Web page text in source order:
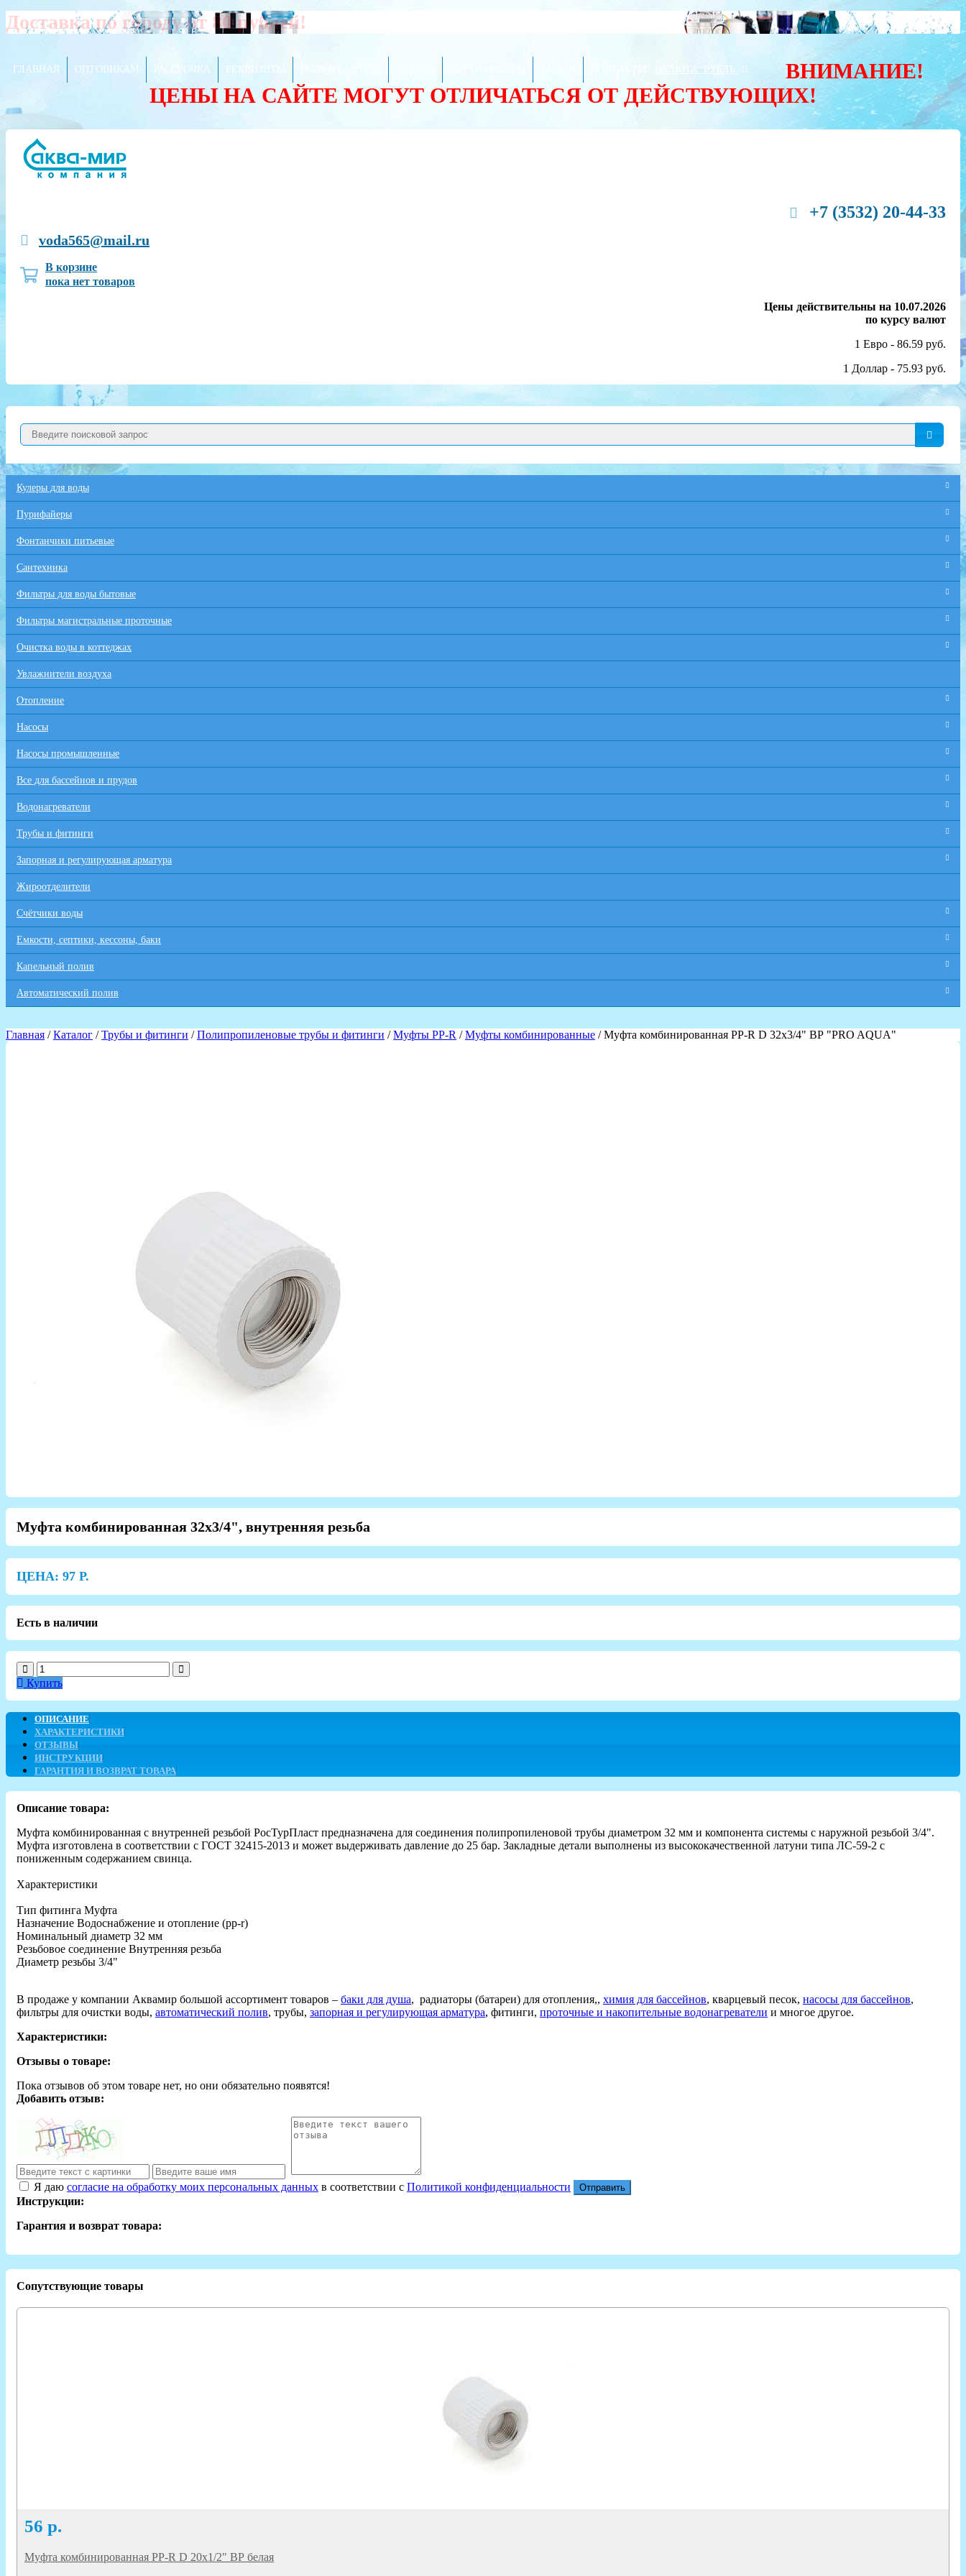
Доставка по городу от 80 рублей!
ГЛАВНАЯ ОПТОВИКАМ РАССРОЧКА РЕКВИЗИТЫ ВАЛЮТА: РУБЛЬ
ВНИМАНИЕ!
ЦЕНЫ НА САЙТЕ МОГУТ ОТЛИЧАТЬСЯ ОТ ДЕЙСТВУЮЩИХ!
+7 (3532) 20-44-33
voda565@mail.ru
В корзине
пока нет товаров
Цены действительны на 10.07.2026
по курсу валют
1 Евро - 86.59 руб.
1 Доллар - 75.93 руб.
Кулеры для воды
Пурифайеры
Фонтанчики питьевые
Сантехника
Фильтры для воды бытовые
Фильтры магистральные проточные
Очистка воды в коттеджах
Увлажнители воздуха
Отопление
Насосы
Насосы промышленные
Все для бaссейнов и прудов
Водонагреватели
Трубы и фитинги
Запорная и регулирующая арматура
Жироотделители
Счётчики воды
Емкости, септики, кессоны, баки
Капельный полив
Автоматический полив
Главная /Каталог /Трубы и фитинги /Полипропиленовые трубы и фитинги /Муфты PP-R /Муфты комбинированные / Муфта комбинированная PP-R D 32х3/4" ВР "PRO AQUA"
Муфта комбинированная 32х3/4", внутренняя резьба
ЦЕНА: 97 Р.
Есть в наличии
Купить
ОПИСАНИЕ
ХАРАКТЕРИСТИКИ
ОТЗЫВЫ
ИНСТРУКЦИИ
ГАРАНТИЯ И ВОЗВРАТ ТОВАРА
Описание товара:
Муфта комбинированная с внутренней резьбой РосТурПласт предназначена для соединения полипропиленовой трубы диаметром 32 мм и компонента системы с наружной резьбой 3/4".
Муфта изготовлена в соответствии с ГОСТ 32415-2013 и может выдерживать давление до 25 бар. Закладные детали выполнены из высококачественной латуни типа ЛС-59-2 с
пониженным содержанием свинца.
Характеристики
Тип фитинга Муфта
Назначение Водоснабжение и отопление (рр-r)
Номинальный диаметр 32 мм
Резьбовое соединение Внутренняя резьба
Диаметр резьбы 3/4"
В продаже у компании Аквамир большой ассортимент товаров – баки для душа, радиаторы (батареи) для отопления,, химия для бассейнов, кварцевый песок, насосы для бассейнов,
фильтры для очистки воды, автоматический полив, трубы, запорная и регулирующая арматура, фитинги, проточные и накопительные водонагреватели и многое другое.
Характеристики:
Отзывы о товаре:
Пока отзывов об этом товаре нет, но они обязательно появятся!
Добавить отзыв:
Я даю согласие на обработку моих персональных данных в соответствии с Политикой конфиденциальности Отправить
Инструкции:
Гарантия и возврат товара:
Сопутствующие товары
56 р.
Муфта комбинированная PP-R D 20х1/2" ВР белая